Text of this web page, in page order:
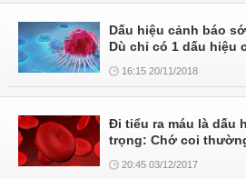
Dấu hiệu cảnh báo
Dù chỉ có 1 dấu hiệu
16:15 20/11/2018
Đi tiểu ra máu là dấu
trọng: Chớ coi
20:45 03/12/2017